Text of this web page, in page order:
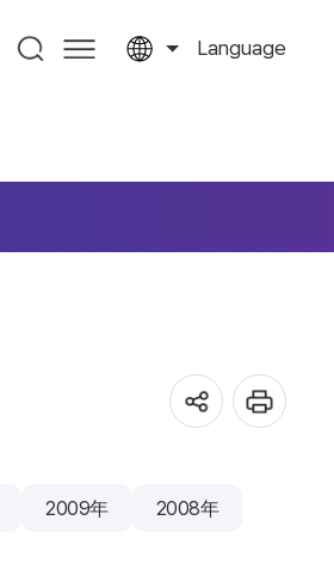
Language
2009年 2008年